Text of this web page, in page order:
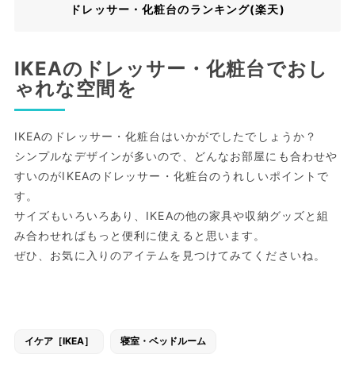
ドレッサー・化粧台のランキング(楽天)
IKEAのドレッサー・化粧台でおし
ゃれな空間を
IKEAのドレッサー・化粧台はいかがでしたでしょうか？
シンプルなデザインが多いので、どんなお部屋にも合わせや
すいのがIKEAのドレッサー・化粧台のうれしいポイントで
す。
サイズもいろいろあり、IKEAの他の家具や収納グッズと組
み合わせればもっと便利に使えると思います。
ぜひ、お気に入りのアイテムを見つけてみてくださいね。
イケア［IKEA］ 寝室・ベッドルーム